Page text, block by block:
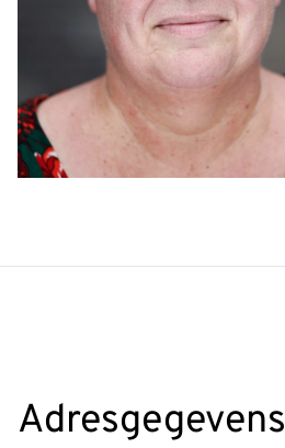
Adresgegevens